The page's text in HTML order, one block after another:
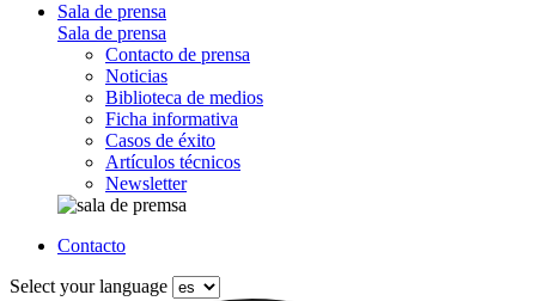
Sala de prensa
Sala de prensa
Contacto de prensa
Noticias
Biblioteca de medios
Ficha informativa
Casos de éxito
Artículos técnicos
Newsletter
Contacto
Select your language